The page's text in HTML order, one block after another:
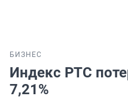
БИЗНЕС
Индекс РТС
7,21%